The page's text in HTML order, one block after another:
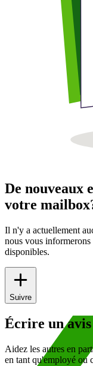
De nouveaux
votre
Il n'y a actuellement
nous vous
disponibles.
Suivre
Écrire un avis
Aidez les autres en
en tant qu'employé ou